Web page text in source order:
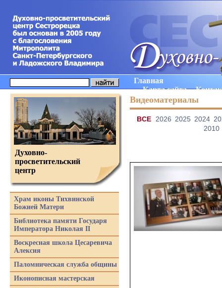
Главная
Карта сайта
Видеоматериалы
ВCE 2026 2025 2024
2010
Духовно-
просветительский
центр
Храм иконы Тихвинской
Божией Матери
Библиотека памяти Государя
Императора Николая II
Воскресная школа Цесаревича
Алексия
Паломническая служба общины
Иконописная мастерская